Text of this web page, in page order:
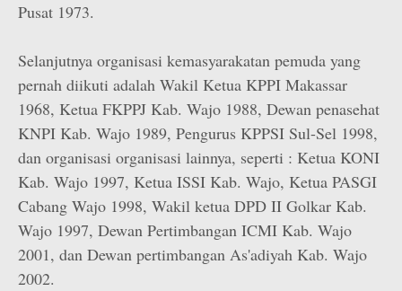
Pusat 1973.
Selanjutnya organisasi kemasyarakatan pemuda yang
pernah diikuti adalah Wakil Ketua KPPI Makassar
1968, Ketua FKPPJ Kab. Wajo 1988, Dewan penasehat
KNPI Kab. Wajo 1989, Pengurus KPPSI Sul-Sel 1998,
dan organisasi organisasi lainnya, seperti : Ketua KONI
Kab. Wajo 1997, Ketua ISSI Kab. Wajo, Ketua PASGI
Cabang Wajo 1998, Wakil ketua DPD II Golkar Kab.
Wajo 1997, Dewan Pertimbangan ICMI Kab. Wajo
2001, dan Dewan pertimbangan As'adiyah Kab. Wajo
2002.